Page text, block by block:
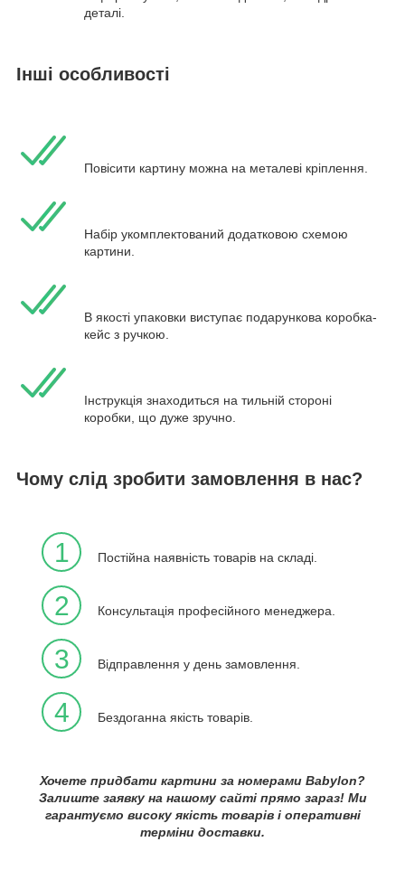
деталі.
Інші особливості
Повісити картину можна на металеві кріплення.
Набір укомплектований додатковою схемою
картини.
В якості упаковки виступає подарункова коробка-
кейс з ручкою.
Інструкція знаходиться на тильній стороні
коробки, що дуже зручно.
Чому слід зробити замовлення в нас?
1 Постійна наявність товарів на складі.
2 Консультація професійного менеджера.
3 Відправлення у день замовлення.
4 Бездоганна якість товарів.
Хочете придбати картини за номерами Babylon?
Залиште заявку на нашому сайті прямо зараз! Ми
гарантуємо високу якість товарів і оперативні
терміни доставки.